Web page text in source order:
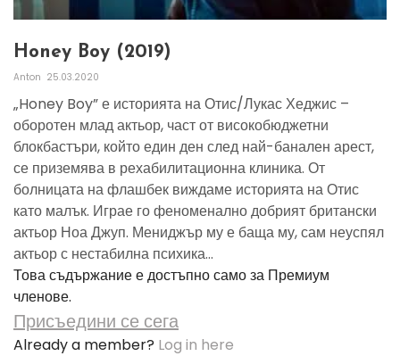
Honey Boy (2019)
Anton 25.03.2020
„Honey Boy” е историята на Отис/Лукас Хеджис –
оборотен млад актьор, част от високобюджетни
блокбастъри, който един ден след най-банален арест,
се приземява в рехабилитационна клиника. От
болницата на флашбек виждаме историята на Отис
като малък. Играе го феноменално добрият британски
актьор Ноа Джуп. Мениджър му е баща му, сам неуспял
актьор с нестабилна психика...
Това съдържание е достъпно само за Премиум
членове.
Присъедини се сега
Already a member? Log in here